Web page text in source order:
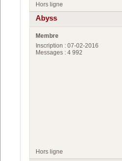
Hors ligne
Abyss
Membre
Inscription : 07-02-2016
Messages : 4 992
Hors ligne